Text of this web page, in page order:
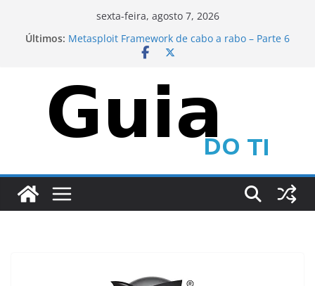
sexta-feira, agosto 7, 2026
Últimos: Metasploit Framework de cabo a rabo – Parte 6
Metasploit Framework de cabo a rabo – Parte 5
CEH – Scanning Networks – Parte 1